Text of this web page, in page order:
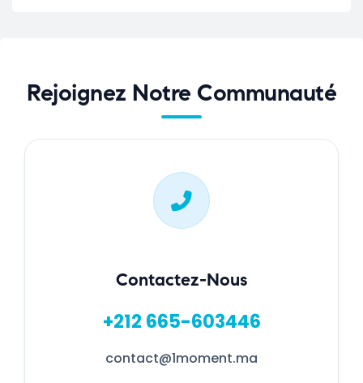
Rejoignez Notre Communauté
Contactez-Nous
+212 665-603446
contact@1moment.ma